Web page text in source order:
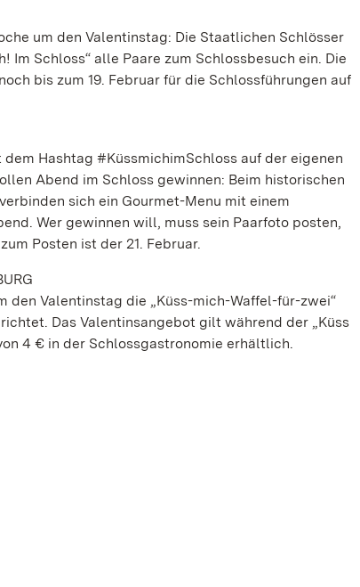
um den Valentinstag: Die Staatlichen Schlösser
Schloss“ alle Paare zum Schlossbesuch ein. Die
bis zum 19. Februar für die Schlossführungen auf
Hashtag #KüssmichimSchloss auf der eigenen
Abend im Schloss gewinnen: Beim historischen
sich ein Gourmet-Menu mit einem
Wer gewinnen will, muss sein Paarfoto posten,
Posten ist der 21. Februar.
Valentinstag die „Küss-mich-Waffel-für-zwei“
Das Valentinsangebot gilt während der „Küss
4 € in der Schlossgastronomie erhältlich.